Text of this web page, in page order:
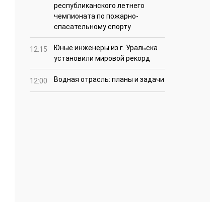
республиканского летнего
чемпионата по пожарно-
спасательному спорту
12:15
Юные инженеры из г. Уральска
установили мировой рекорд
12:00 Водная отрасль: планы и задачи